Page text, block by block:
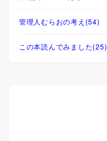
管理人むらおの考え (54)
この本読んでみました(25)